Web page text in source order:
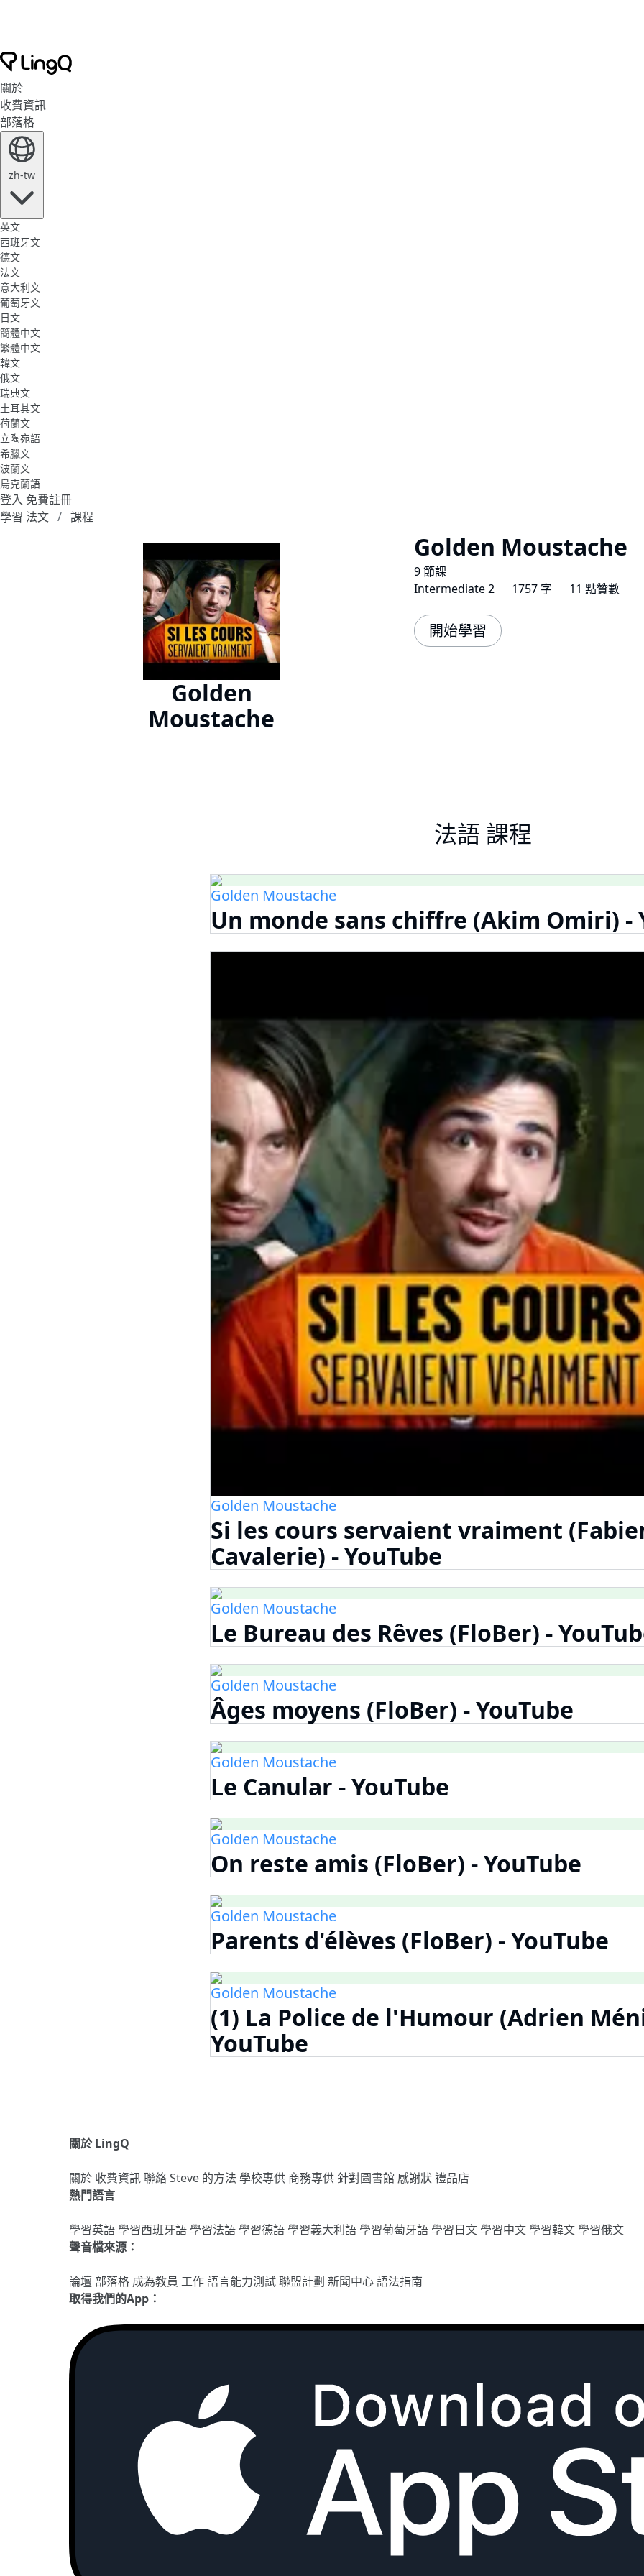
關於
收費資訊
部落格
zh-tw
英文
西班牙文
德文
法文
意大利文
葡萄牙文
日文
簡體中文
繁體中文
韓文
俄文
瑞典文
土耳其文
荷蘭文
立陶宛語
希臘文
波蘭文
烏克蘭語
登入 免費註冊
學習 法文
課程
Golden
Moustache
Golden Moustache
9 節課
Intermediate 2
1757 字 11 點贊數
開始學習
法語 課程
Golden Moustache
Un monde sans chiffre (Akim Omiri) -
Golden Moustache
Si les cours servaient vraiment
Cavalerie) - YouTube
Golden Moustache
Le Bureau des Rêves (FloBer) -
Golden Moustache
Âges moyens (FloBer) - YouTube
Golden Moustache
Le Canular - YouTube
Golden Moustache
On reste amis (FloBer) - YouTube
Golden Moustache
Parents d'élèves (FloBer) - YouTube
Golden Moustache
(1) La Police de l'Humour (Adrien
YouTube
關於 LingQ
關於 收費資訊聯絡Steve 的方法 學校專供 商務專供 針對圖書館 感謝狀禮品店
熱門語言
學習英語學習西班牙語學習法語學習德語學習義大利語學習葡萄牙語學習日文學習中文學習韓文學習俄文
聲音檔來源：
論壇部落格 成為教員 工作語言能力測試聯盟計劃 新聞中心語法指南
取得我們的App：